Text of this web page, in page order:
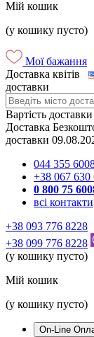
Мій кошик
(у кошику пусто)
Мої бажання
Доставка квітів
доставки
Вартість доставки
Доставка
доставки
044 355
+38 067 630
0 800 75
всі контакти
+38 093 776 8228
+38 099 776 8228
(у кошику пусто)
Мій кошик
(у кошику пусто)
On-Line